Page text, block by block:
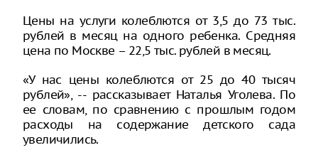
Цены на услуги колеблются от 3,5 до 73 тыс.
рублей в месяц на одного ребенка. Средняя
цена по Москве – 22,5 тыс. рублей в месяц.
«У нас цены колеблются от 25 до 40 тысяч
рублей», -- рассказывает Наталья Уголева. По
ее словам, по сравнению с прошлым годом
расходы на содержание детского сада
увеличились.